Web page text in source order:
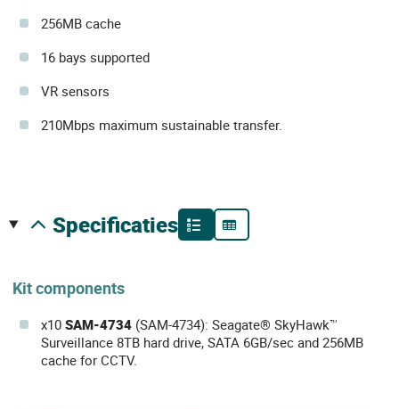
256MB cache
16 bays supported
VR sensors
210Mbps maximum sustainable transfer.
specificaties
Kit components
x10 SAM-4734 (SAM-4734): Seagate® SkyHawk™
Surveillance 8TB hard drive, SATA 6GB/sec and 256MB
cache for CCTV.